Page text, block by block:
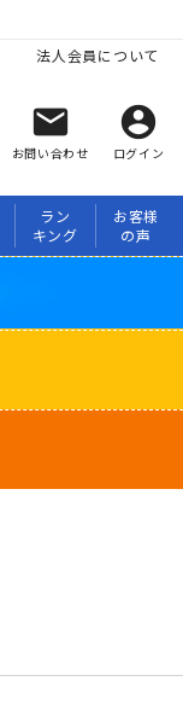
法人会員について
mail
お問い合わせ
account_circle
ログイン
ラン
キング
お客様
の声